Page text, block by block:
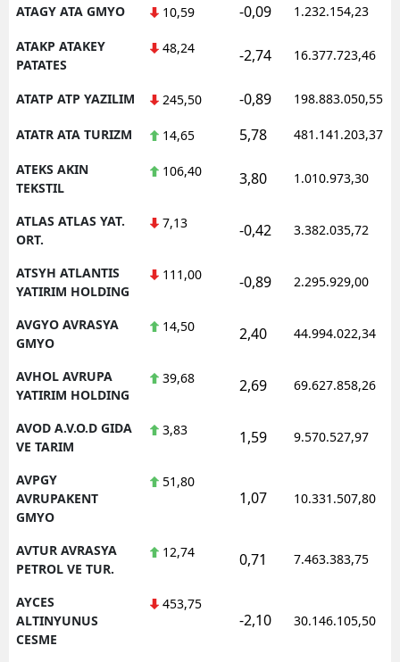
ATAGY ATA GMYO 10,59 -0,09 1.232.154,23
ATAKP ATAKEY
PATATES
48,24 -2,74 16.377.723,46
ATATP ATP YAZILIM 245,50 -0,89 198.883.050,55
ATATR ATA TURIZM 14,65 5,78 481.141.203,37
ATEKS AKIN
TEKSTIL
106,40 3,80 1.010.973,30
ATLAS ATLAS YAT.
ORT.
7,13 -0,42 3.382.035,72
ATSYH ATLANTIS
YATIRIM HOLDING
111,00 -0,89 2.295.929,00
AVGYO AVRASYA
GMYO
14,50 2,40 44.994.022,34
AVHOL AVRUPA
YATIRIM HOLDING
39,68 2,69 69.627.858,26
AVOD A.V.O.D GIDA
VE TARIM
3,83 1,59 9.570.527,97
AVPGY
AVRUPAKENT
GMYO
51,80
1,07 10.331.507,80
AVTUR AVRASYA
PETROL VE TUR.
12,74 0,71 7.463.383,75
AYCES
ALTINYUNUS
CESME
453,75
-2,10 30.146.105,50